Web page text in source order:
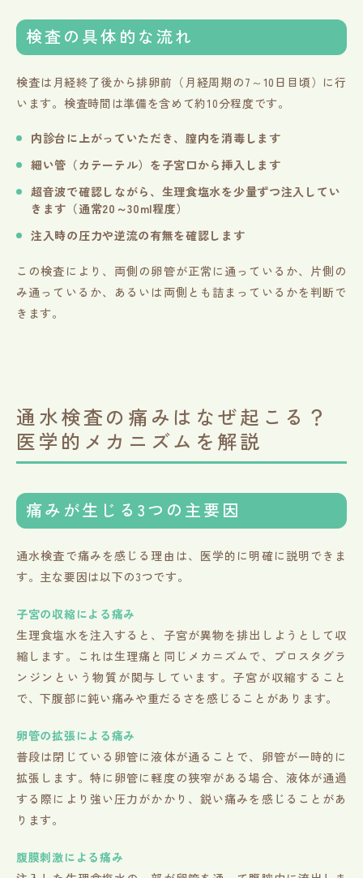
検査の具体的な流れ
検査は月経終了後から排卵前（月経周期の7～10日目頃）に行
います。検査時間は準備を含めて約10分程度です。
内診台に上がっていただき、膣内を消毒します
細い管（カテーテル）を子宮口から挿入します
超音波で確認しながら、生理食塩水を少量ずつ注入してい
きます（通常20～30ml程度）
注入時の圧力や逆流の有無を確認します
この検査により、両側の卵管が正常に通っているか、片側の
み通っているか、あるいは両側とも詰まっているかを判断で
きます。
通水検査の痛みはなぜ起こる？
医学的メカニズムを解説
痛みが生じる3つの主要因
通水検査で痛みを感じる理由は、医学的に明確に説明できま
す。主な要因は以下の3つです。
子宮の収縮による痛み
生理食塩水を注入すると、子宮が異物を排出しようとして収
縮します。これは生理痛と同じメカニズムで、プロスタグラ
ンジンという物質が関与しています。子宮が収縮すること
で、下腹部に鈍い痛みや重だるさを感じることがあります。
卵管の拡張による痛み
普段は閉じている卵管に液体が通ることで、卵管が一時的に
拡張します。特に卵管に軽度の狭窄がある場合、液体が通過
する際により強い圧力がかかり、鋭い痛みを感じることがあ
ります。
腹膜刺激による痛み